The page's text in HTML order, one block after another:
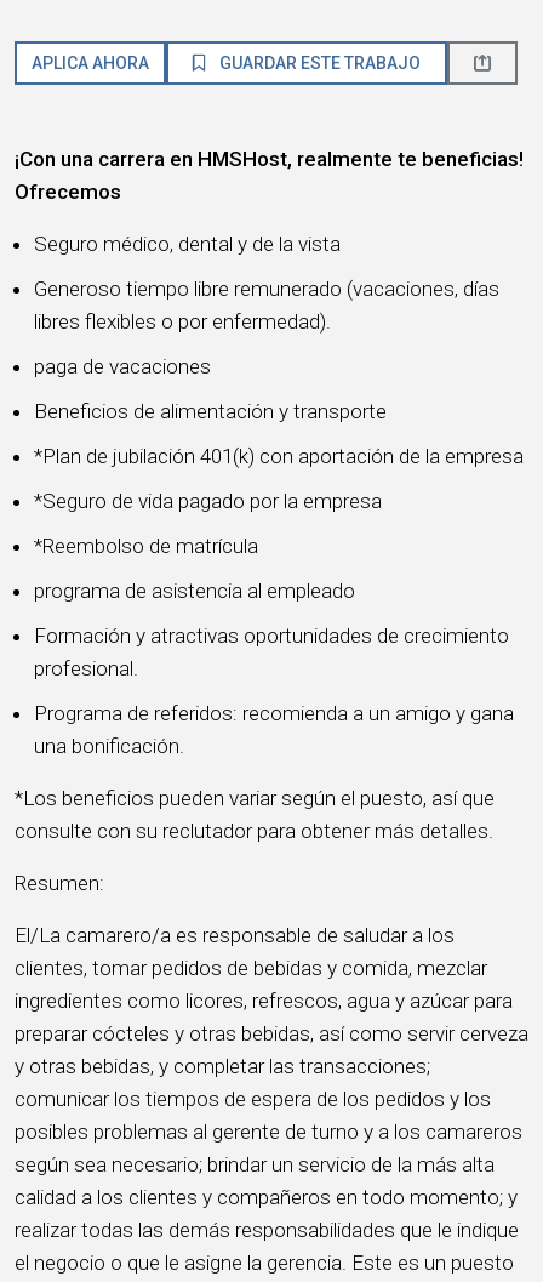
APLICA AHORA GUARDAR ESTE TRABAJO
¡Con una carrera en HMSHost, realmente te beneficias!
Ofrecemos
Seguro médico, dental y de la vista
Generoso tiempo libre remunerado (vacaciones, días
libres flexibles o por enfermedad).
paga de vacaciones
Beneficios de alimentación y transporte
*Plan de jubilación 401(k) con aportación de la empresa
*Seguro de vida pagado por la empresa
*Reembolso de matrícula
programa de asistencia al empleado
Formación y atractivas oportunidades de crecimiento
profesional.
Programa de referidos: recomienda a un amigo y gana
una bonificación.
*Los beneficios pueden variar según el puesto, así que
consulte con su reclutador para obtener más detalles.
Resumen:
El/La camarero/a es responsable de saludar a los
clientes, tomar pedidos de bebidas y comida, mezclar
ingredientes como licores, refrescos, agua y azúcar para
preparar cócteles y otras bebidas, así como servir cerveza
y otras bebidas, y completar las transacciones;
comunicar los tiempos de espera de los pedidos y los
posibles problemas al gerente de turno y a los camareros
según sea necesario; brindar un servicio de la más alta
calidad a los clientes y compañeros en todo momento; y
realizar todas las demás responsabilidades que le indique
el negocio o que le asigne la gerencia. Este es un puesto